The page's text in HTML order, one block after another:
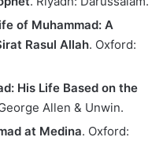
of Muhammad: A
Rasul Allah. Oxford:
His Life Based on the
Allen & Unwin.
at Medina. Oxford: